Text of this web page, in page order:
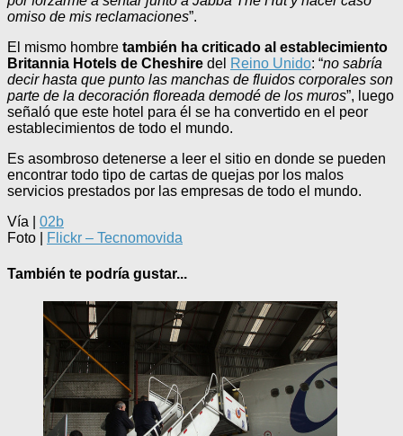
omiso de mis reclamaciones”.
El mismo hombre también ha criticado al establecimiento
Britannia Hotels de Cheshire del Reino Unido: “no sabría
decir hasta que punto las manchas de fluidos corporales son
parte de la decoración floreada demodé de los muros”, luego
señaló que este hotel para él se ha convertido en el peor
establecimientos de todo el mundo.
Es asombroso detenerse a leer el sitio en donde se pueden
encontrar todo tipo de cartas de quejas por los malos
servicios prestados por las empresas de todo el mundo.
Vía | 02b
Foto |
Flickr – Tecnomovida
También te podría gustar...